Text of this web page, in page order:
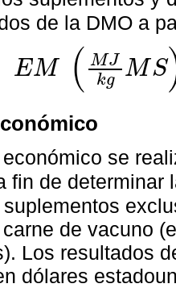
de la DMO a
EM ( MJ
kg MS
EM MJkg S DMO(0.0157 )
se
fin de determinar
de vacuno
Los resultados
dólares